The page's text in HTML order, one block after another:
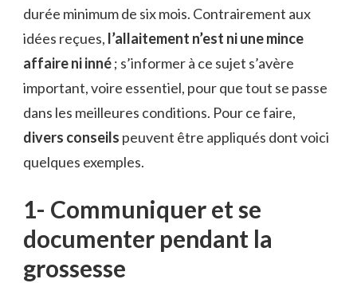
durée minimum de six mois. Contrairement aux
idées reçues, l’allaitement n’est ni une mince
affaire ni inné; s’informer à ce sujet s’avère
important, voire essentiel, pour que tout se passe
dans les meilleures conditions. Pour ce faire,
divers conseils peuvent être appliqués dont voici
quelques exemples.
1- Communiquer et se
documenter pendant la
grossesse